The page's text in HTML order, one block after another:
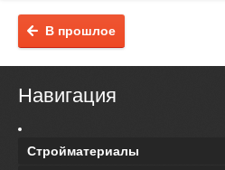
В прошлое
Навигация
Стройматериалы